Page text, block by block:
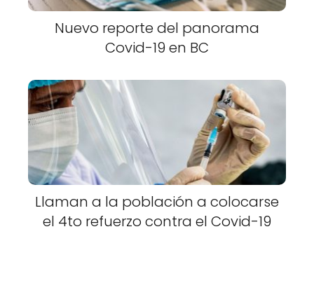
Nuevo reporte del panorama
Covid-19 en BC
Llaman a la población a colocarse
el 4to refuerzo contra el Covid-19